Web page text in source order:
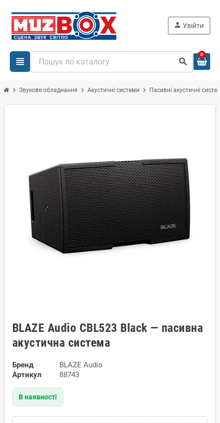
view_headline search
person Увійти
0
chevron_right Звукове обладнання chevron_right Акустичні системи chevron_right Пасивні акустичні
BLAZE Audio CBL523 Black — пасивна
акустична система
Бренд
BLAZE Audio
Артикул
88743
В наявності